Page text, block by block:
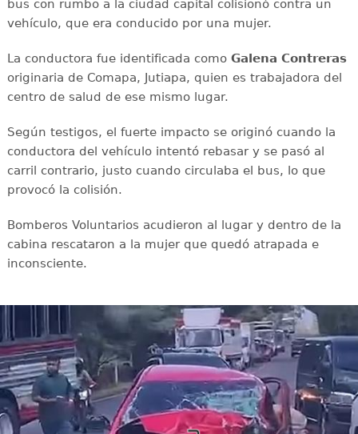
bus con rumbo a la ciudad capital colisionó contra un
vehículo, que era conducido por una mujer.
La conductora fue identificada comoGalena Contreras
originaria de Comapa, Jutiapa, quien es trabajadora del
centro de salud de ese mismo lugar.
Según testigos, el fuerte impacto se originó cuando la
conductora del vehículo intentó rebasar y se pasó al
carril contrario, justo cuando circulaba el bus, lo que
provocó la colisión.
Bomberos Voluntarios acudieron al lugar y dentro de la
cabina rescataron a la mujer que quedó atrapada e
inconsciente.